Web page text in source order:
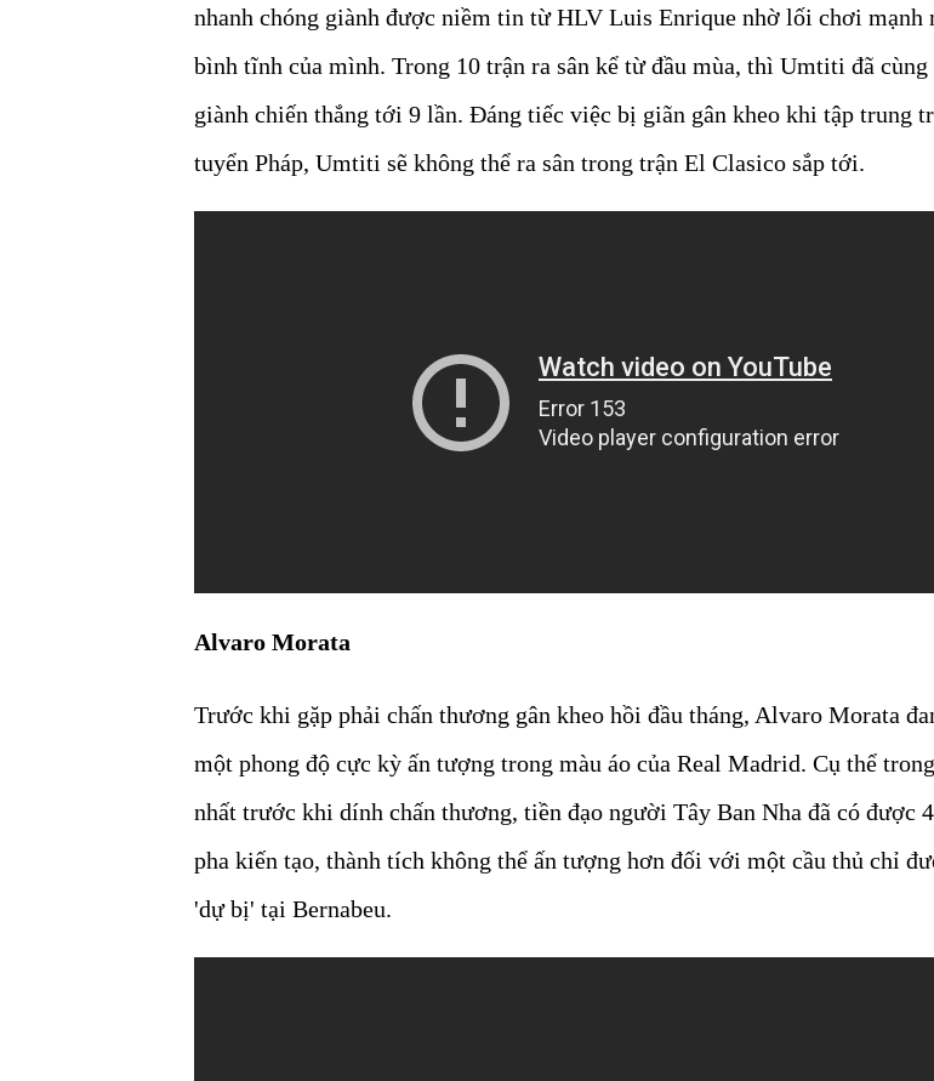
nhanh chóng giành được niềm tin từ HLV Luis Enrique nhờ lối chơi mạnh
bình tĩnh của mình. Trong 10 trận ra sân kể từ đầu mùa, thì Umtiti đã cùng
giành chiến thắng tới 9 lần. Đáng tiếc việc bị giãn gân kheo khi tập trung
tuyển Pháp, Umtiti sẽ không thể ra sân trong trận El Clasico sắp tới.
Alvaro Morata
Trước khi gặp phải chấn thương gân kheo hồi đầu tháng, Alvaro Morata
một phong độ cực kỳ ấn tượng trong màu áo của Real Madrid. Cụ thể
nhất trước khi dính chấn thương, tiền đạo người Tây Ban Nha đã có được
pha kiến tạo, thành tích không thể ấn tượng hơn đối với một cầu thủ chỉ
'dự bị' tại Bernabeu.